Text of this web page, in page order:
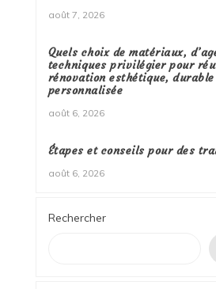
août 7, 2026
Quels choix de matériaux,
techniques privilégier pour
rénovation esthétique,
personnalisée
août 6, 2026
Étapes et conseils pour des
août 6, 2026
Rechercher